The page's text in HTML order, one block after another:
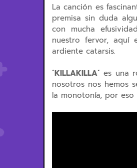
La canción es
premisa sin duda
con mucha
nuestro fervor, aquí
ardiente catarsis.
´KILLAKILLA´ es una
nosotros nos hemos
la monotonía, por